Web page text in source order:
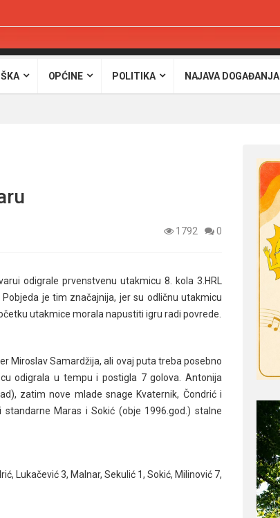
OPĆINE POLITIKA NAJAVA DOGAĐANJA
1792 0
odigrale prvenstvenu utakmicu 8. kola 3.HRL
je tim značajnija, jer su odličnu utakmicu
utakmice morala napustiti igru radi povrede.
Miroslav Samardžija, ali ovaj puta treba posebno
odigrala u tempu i postigla 7 golova. Antonija
zatim nove mlade snage Kvaternik, Čondrić i
Maras i Sokić (obje 1996.god.) stalne
Lukačević 3, Malnar, Sekulić 1, Sokić, Milinović 7,